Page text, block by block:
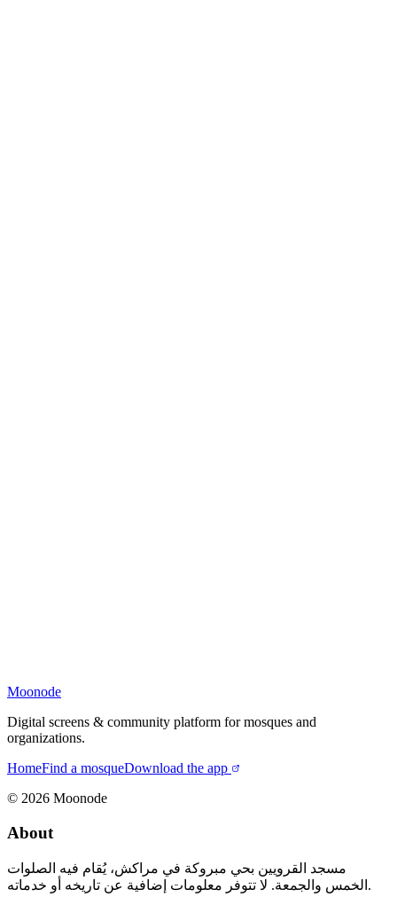
Moonode
Digital screens & community platform for mosques and
organizations.
HomeFind a mosqueDownload the app
© 2026 Moonode
About
مسجد القرويين بحي مبروكة في مراكش، يُقام فيه الصلوات
الخمس والجمعة. لا تتوفر معلومات إضافية عن تاريخه أو خدماته.